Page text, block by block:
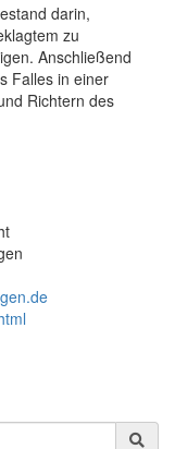
darin,
zu
Anschließend
Falles in einer
Richtern des